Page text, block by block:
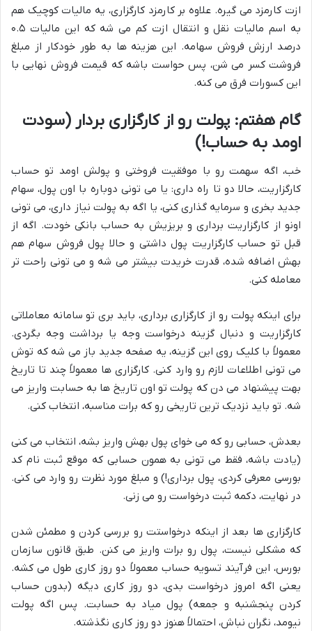
ازت کارمزد می گیره. علاوه بر کارمزد کارگزاری، یه مالیات کوچیک هم
به اسم مالیات نقل و انتقال ازت کم می شه که این مالیات ۰.۵
درصد ارزش فروش سهامه. این هزینه ها به طور خودکار از مبلغ
فروشت کسر می شن، پس حواست باشه که قیمت فروش نهایی با
این کسورات فرق می کنه.
گام هفتم: پولت رو از کارگزاری بردار (سودت
اومد به حساب!)
خب، اگه سهمت رو با موفقیت فروختی و پولش اومد تو حساب
کارگزاریت، حالا دو تا راه داری: یا می تونی دوباره با اون پول، سهام
جدید بخری و سرمایه گذاری کنی، یا اگه به پولت نیاز داری، می تونی
اونو از کارگزاریت برداری و بریزیش به حساب بانکی خودت. اگه از
قبل تو حساب کارگزاریت پول داشتی و حالا پول فروش سهام هم
بهش اضافه شده، قدرت خریدت بیشتر می شه و می تونی راحت تر
معامله کنی.
برای اینکه پولت رو از کارگزاری برداری، باید بری تو سامانه معاملاتی
کارگزاریت و دنبال گزینه درخواست وجه یا برداشت وجه بگردی.
معمولاً با کلیک روی این گزینه، یه صفحه جدید باز می شه که توش
می تونی اطلاعات لازم رو وارد کنی. کارگزاری ها معمولاً چند تا تاریخ
بهت پیشنهاد می دن که پولت تو اون تاریخ ها به حسابت واریز می
شه. تو باید نزدیک ترین تاریخی رو که برات مناسبه، انتخاب کنی.
بعدش، حسابی رو که می خوای پول بهش واریز بشه، انتخاب می کنی
(یادت باشه، فقط می تونی به همون حسابی که موقع ثبت نام کد
بورسی معرفی کردی، پول برداری!) و مبلغ مورد نظرت رو وارد می کنی.
در نهایت، دکمه ثبت درخواست رو می زنی.
کارگزاری ها بعد از اینکه درخواستت رو بررسی کردن و مطمئن شدن
که مشکلی نیست، پول رو برات واریز می کنن. طبق قانون سازمان
بورس، این فرآیند تسویه حساب معمولاً دو روز کاری طول می کشه.
یعنی اگه امروز درخواست بدی، دو روز کاری دیگه (بدون حساب
کردن پنجشنبه و جمعه) پول میاد به حسابت. پس اگه پولت
نیومد، نگران نباش، احتمالاً هنوز دو روز کاری نگذشته.